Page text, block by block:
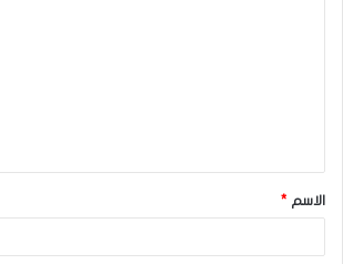
ق
*
الاسم *